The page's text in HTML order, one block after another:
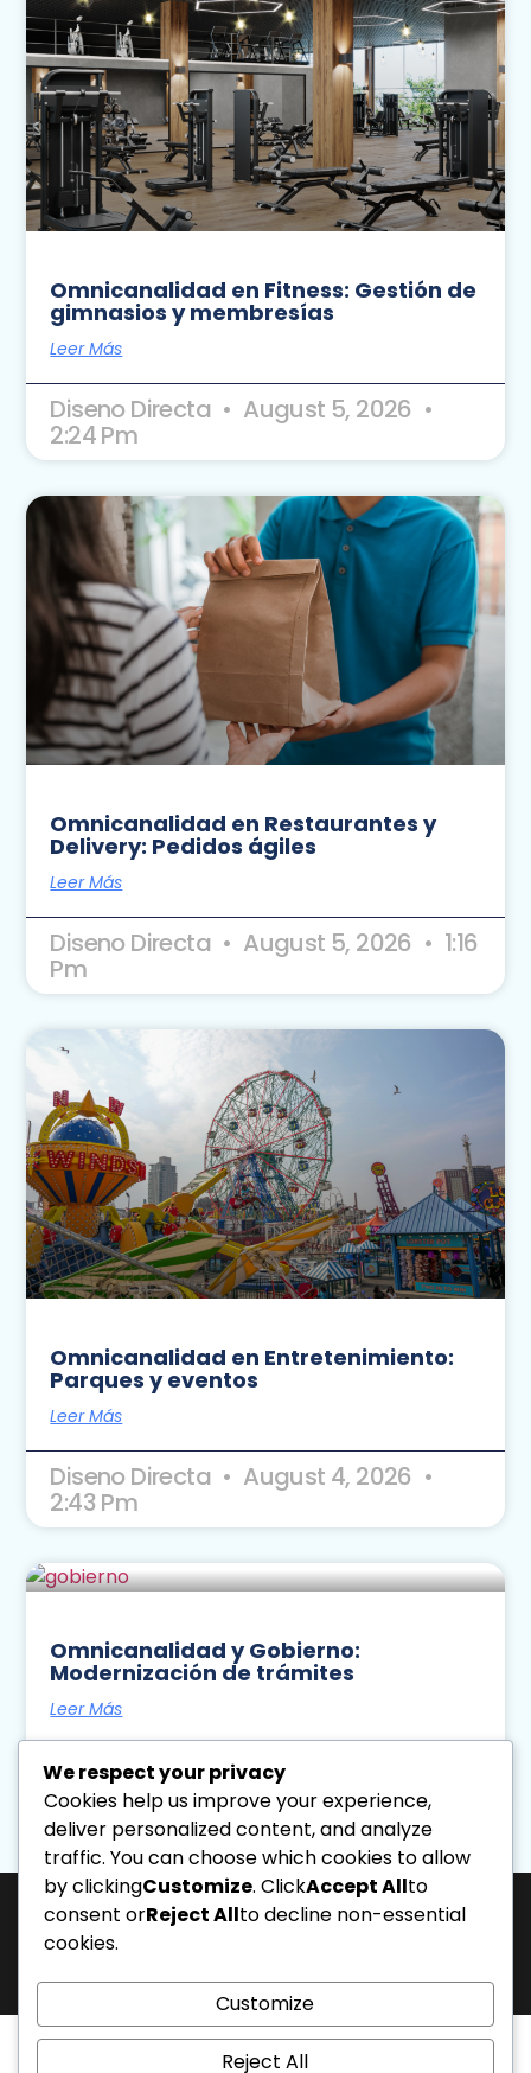
Omnicanalidad en Fitness: Gestión de
gimnasios y membresías
Leer Más
Diseno Directa August 5, 2026
2:24 Pm
Omnicanalidad en Restaurantes y
Delivery: Pedidos ágiles
Leer Más
Diseno Directa August 5, 2026 1:16
Pm
Omnicanalidad en Entretenimiento:
Parques y eventos
Leer Más
Diseno Directa August 4, 2026
2:43 Pm
Omnicanalidad y Gobierno:
Modernización de trámites
Leer Más
Diseno Directa August 4, 2026
11:26 Am
« Previo
Siguiente »
J-31463317-1 | Corporación de Mercadeo Emotivo, C.A.
All rights reserved.
We respect your privacy
Cookies help us improve your experience,
deliver personalized content, and analyze
traffic. You can choose which cookies to allow
by clickingCustomize. ClickAccept Allto
consent orReject Allto decline non-essential
cookies.
Customize
Reject All